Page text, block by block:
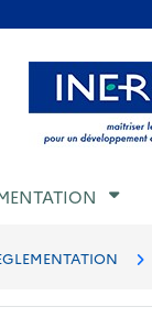
Aller au menu